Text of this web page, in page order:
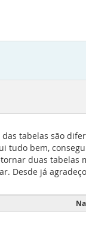
tabelas são
tudo bem,
duas tabelas
Desde já